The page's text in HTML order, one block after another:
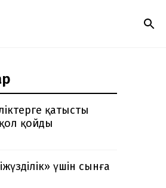
қатысты
қойды
үшін сынға